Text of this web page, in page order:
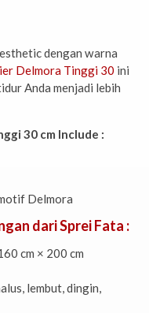
dengan warna
Delmora Tinggi 30 ini
Anda menjadi lebih
30 cm Include :
Delmora
dari Sprei Fata :
cm × 200 cm
lembut, dingin,